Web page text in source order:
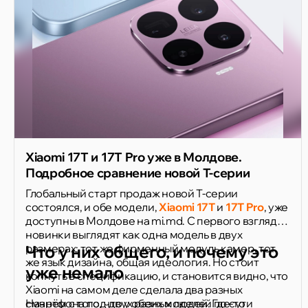
Xiaomi 17T и 17T Pro уже в Молдове.
Подробное сравнение новой T-серии
Глобальный старт продаж новой T-серии
состоялся, и обе модели,Xiaomi 17Tи 17T Pro, уже
доступны в Молдове на mi.md. С первого взгляда
новинки выглядят как одна модель в двух
размерах: тот же фирменный модуль камер, тот
же язык дизайна, общая идеология. Но стоит
копнуть в спецификацию, и становится видно, что
Xiaomi на самом деле сделала два разных
смартфона под двух разных людей. Где-то
Что у них общего, и почему это
уже немало
Начнём с того, что у обеих моделей по сути